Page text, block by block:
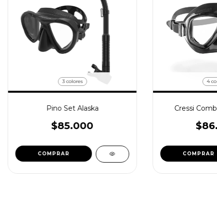
3 colores
Pino Set Alaska
$85.000
COMPRAR
4
Cressi
COMPRAR